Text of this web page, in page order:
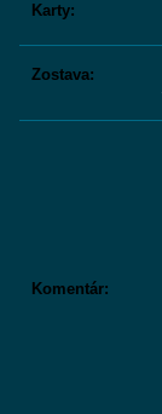
Karty:
Zostava:
Komentár: